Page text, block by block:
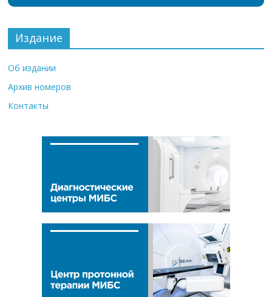
Издание
Об издании
Архив номеров
Контакты